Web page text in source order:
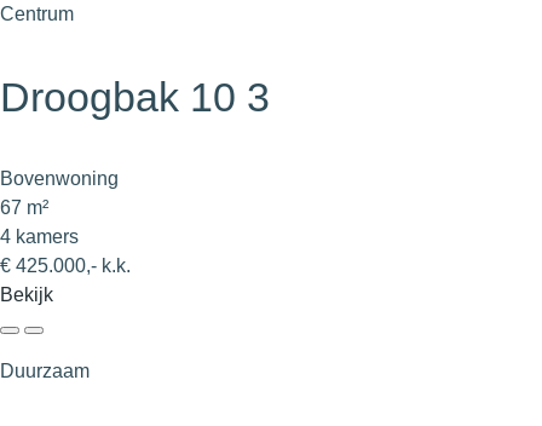
Centrum
Droogbak 10 3
Bovenwoning
67 m²
4 kamers
€ 425.000,- k.k.
Bekijk
Duurzaam